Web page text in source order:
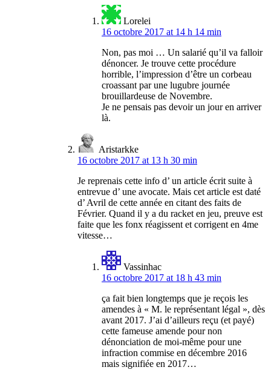
Lorelei
16 octobre 2017 at 14 h 14 min
Non, pas moi … Un salarié qu’il va falloir
dénoncer. Je trouve cette procédure
horrible, l’impression d’être un corbeau
croassant par une lugubre journée
brouillardeuse de Novembre.
Je ne pensais pas devoir un jour en arriver
là.
Aristarkke
16 octobre 2017 at 13 h 30 min
Je reprenais cette info d’ un article écrit suite à
entrevue d’ une avocate. Mais cet article est daté
d’ Avril de cette année en citant des faits de
Février. Quand il y a du racket en jeu, preuve est
faite que les fonx réagissent et corrigent en 4me
vitesse…
Vassinhac
16 octobre 2017 at 18 h 43 min
ça fait bien longtemps que je reçois les
amendes à « M. le représentant légal », dès
avant 2017. J’ai d’ailleurs reçu (et payé)
cette fameuse amende pour non
dénonciation de moi-même pour une
infraction commise en décembre 2016
mais signifiée en 2017…